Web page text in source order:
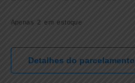
Apenas 2 em estoque
Detalhes do parcelamento